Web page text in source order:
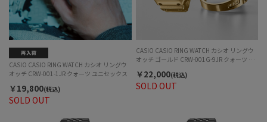
SOLD OUT
CASIO CASIO RING WATCH カシオ リングウ
オッチ CRW-001-1JR クォーツ ユニセックス
￥19,800(税込) SOLD OUT
CASIO CASIO RING WATCH カシオ リングウ
オッチ ゴールド CRW-001G-9JR クォーツ ユ
￥22,000(税込)